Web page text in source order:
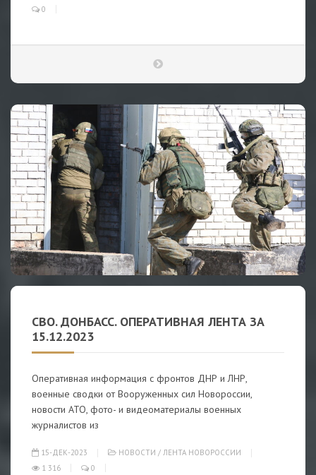
0
СВО. ДОНБАСС. ОПЕРАТИВНАЯ ЛЕНТА ЗА
15.12.2023
Оперативная информация с фронтов ДНР и ЛНР,
военные сводки от Вооруженных сил Новороссии,
новости АТО, фото- и видеоматериалы военных
журналистов из
15-ДЕК-2023 НОВОСТИ / ЛЕНТА НОВОРОССИИ
1 316
0